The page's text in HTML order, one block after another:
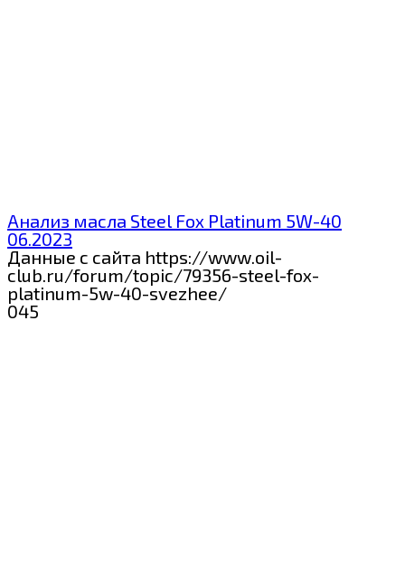
Анализ масла Steel Fox Platinum 5W-40
06.2023
Данные с сайта https://www.oil-
club.ru/forum/topic/79356-steel-fox-
platinum-5w-40-svezhee/
045